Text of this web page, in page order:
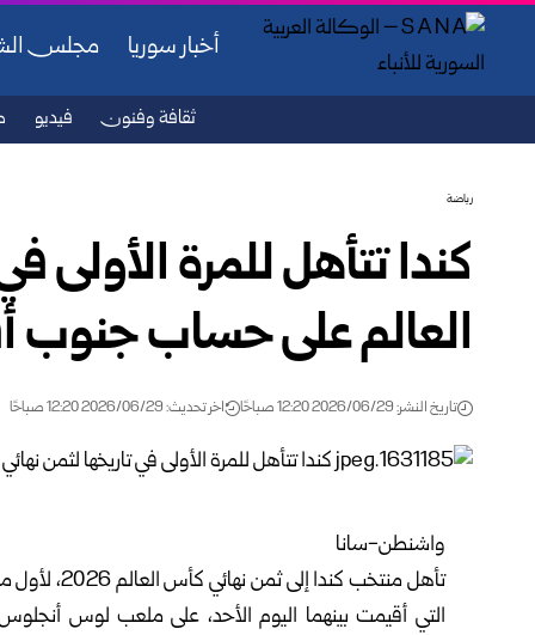
أخبار سوريا مجلس
ثقافة وفنون فيديو
رياضة
كندا تتأهل للمرة الأولى
العالم على حساب جنوب
تاريخ النشر: 2026/06/29 12:20 صباحًا اخر تحديث: 2026/06/29 12:20 صباحًا
واشنطن-سانا